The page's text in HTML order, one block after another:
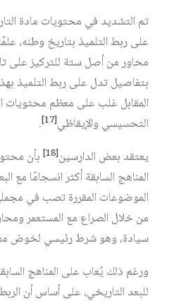
تم التشديد في محتويات مادة
على ربط التلميذ بتاريخ وطنه،
محاور من أصل ستة للتركيز على
بتفاصيل تدل على ربط التلميذ
المقابل غلب على معظم محتويات
التحسيسي والإيقاظي‏[17]
.
يعتقد بعض الدارسين‏[18]
بأن
المناهج السابقة أكثر انسجامًا مع
الموضوعات المقررة تصب في
من خلال الصراع مع المستعمر
سيادة، وهو شرط رئيسي لخوض
ورغم ذلك يُعاب على المناهج
للبعد التاريخي، على أساس أن